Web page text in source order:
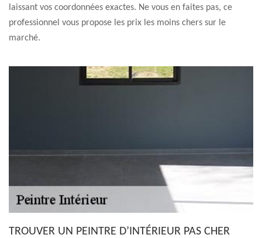
laissant vos coordonnées exactes. Ne vous en faites pas, ce
professionnel vous propose les prix les moins chers sur le
marché.
TROUVER UN PEINTRE D’INTÉRIEUR PAS CHER